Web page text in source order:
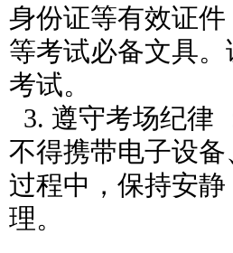
身份证等有效证
等考试必备文具
考试。
3. 遵守考场纪律
不得携带电子设
过程中，保持安
理。